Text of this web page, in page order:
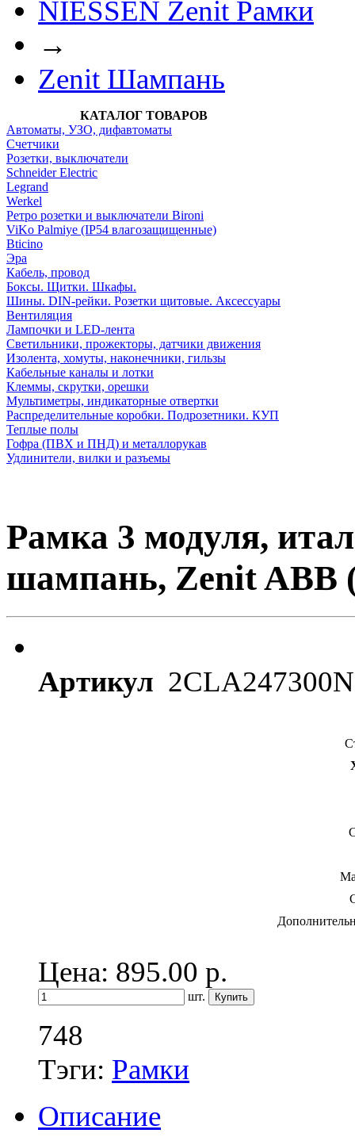
NIESSEN Zenit Рамки
→
Zenit Шампань
КАТАЛОГ ТОВАРОВ
Автоматы, УЗО, дифавтоматы
Счетчики
Розетки, выключатели
Schneider Electric
Legrand
Werkel
Ретро розетки и выключатели Bironi
ViKo Palmiye (IP54 влагозащищенные)
Bticino
Эра
Кабель, провод
Боксы. Щитки. Шкафы.
Шины. DIN-рейки. Розетки щитовые. Аксессуары
Вентиляция
Лампочки и LED-лента
Светильники, прожекторы, датчики движения
Изолента, хомуты, наконечники, гильзы
Кабельные каналы и лотки
Клеммы, скрутки, орешки
Мультиметры, индикаторные отвертки
Распределительные коробки. Подрозетники. КУП
Теплые полы
Гофра (ПВХ и ПНД) и металлорукав
Удлинители, вилки и разъемы
Рамка 3 модуля,
шампань, Zenit ABB
Артикул
Цена: 895.00 р.
шт.
748
Тэги: Рамки
Описание